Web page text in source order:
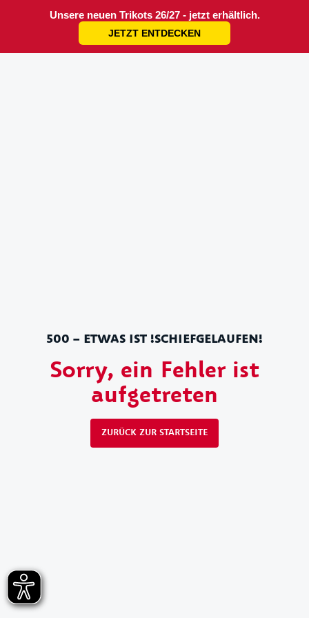
Unsere neuen Trikots 26/27 - jetzt erhältlich.
JETZT ENTDECKEN
500 – ETWAS IST !SCHIEFGELAUFEN!
Sorry, ein Fehler ist
aufgetreten
ZURÜCK ZUR STARTSEITE